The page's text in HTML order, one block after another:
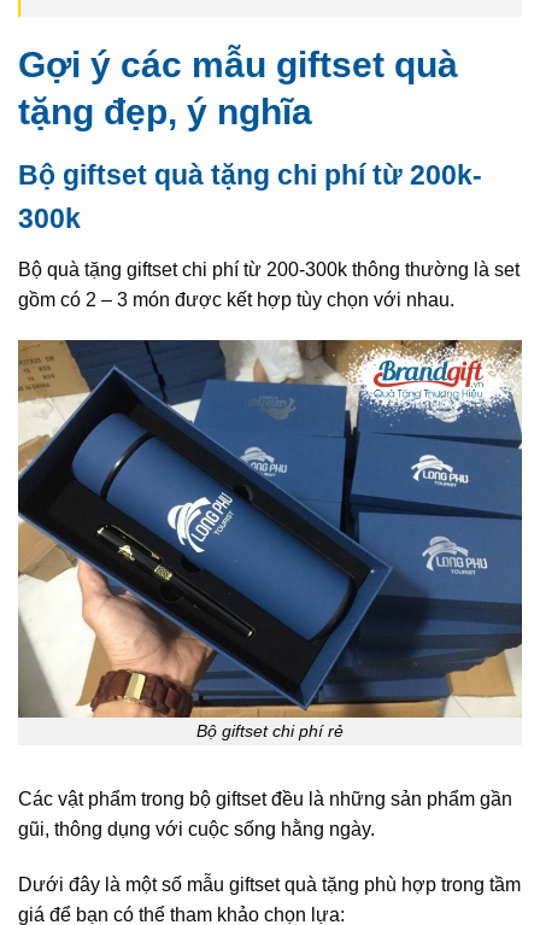
Gợi ý các mẫu giftset quà
tặng đẹp, ý nghĩa
Bộ giftset quà tặng chi phí từ 200k-
300k
Bộ quà tặng giftset chi phí từ 200-300k thông thường là set
gồm có 2 – 3 món được kết hợp tùy chọn với nhau.
Bộ giftset chi phí rẻ
Các vật phẩm trong bộ giftset đều là những sản phẩm gần
gũi, thông dụng với cuộc sống hằng ngày.
Dưới đây là một số mẫu giftset quà tặng phù hợp trong tầm
giá để bạn có thể tham khảo chọn lựa: